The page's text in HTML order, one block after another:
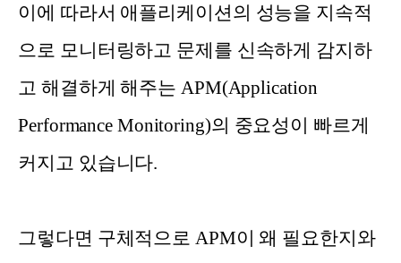
이에 따라서 애플리케이션의 성능을 지속적
으로 모니터링하고 문제를 신속하게 감지하
고 해결하게 해주는 APM(Application
Performance Monitoring)의 중요성이 빠르게
커지고 있습니다.
그렇다면 구체적으로 APM이 왜 필요한지와